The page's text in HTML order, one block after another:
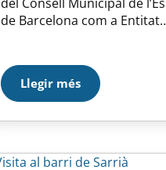
de Barcelona com a Entitat
necessitats que ens afecten
a entitat. El Consell
l’Esport de Barcelona és un
de relació i participació on
Llegir més